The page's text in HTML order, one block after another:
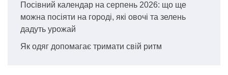
Посівний календар на серпень 2026: що ще
можна посіяти на городі, які овочі та зелень
дадуть урожай
Як одяг допомагає тримати свій ритм